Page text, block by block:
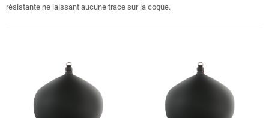
résistante ne laissant aucune trace sur la coque.